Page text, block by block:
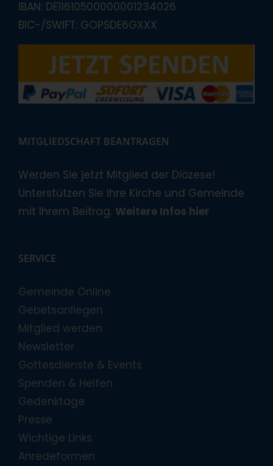
IBAN: DE11610500000001234026
BIC-/SWIFT: GOPSDE6GXXX
MITGLIEDSCHAFT BEANTRAGEN
Werden Sie jetzt Mitglied der Diözese!
Unterstützen Sie Ihre Kirche und Gemeinde
mit Ihrem Beitrag. Weitere Infos hier
SERVICE
Gemeinde Online
Gebetsanliegen
Mitglied werden
Newsletter
Gottesdienste & Events
Spenden & Helfen
Gedenktage
Presse
Wichtige Links
Anredeformen